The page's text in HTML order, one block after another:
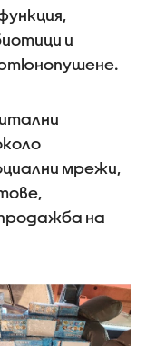
и
мрежи,
на